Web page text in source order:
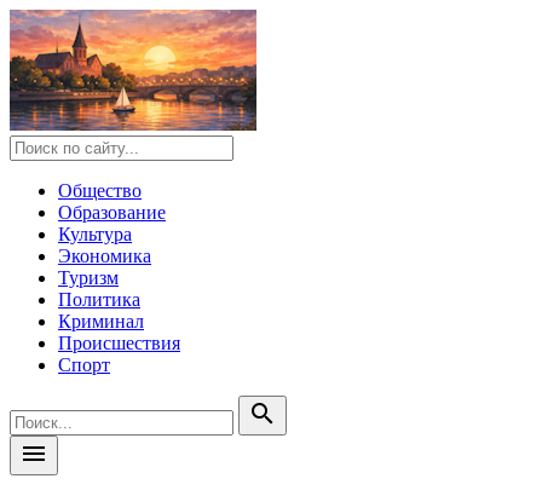
Общество
Образование
Культура
Экономика
Туризм
Политика
Криминал
Происшествия
Спорт
search
menu